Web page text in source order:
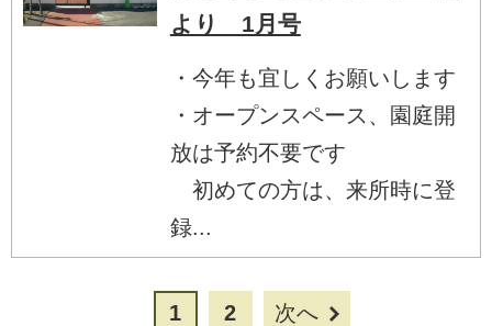
より 1月号
・今年も宜しくお願いします
・オープンスペース、園庭開
放は予約不要です
初めての方は、来所時に登
録...
1 2 次へ